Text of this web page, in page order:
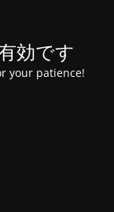
効です
your patience!